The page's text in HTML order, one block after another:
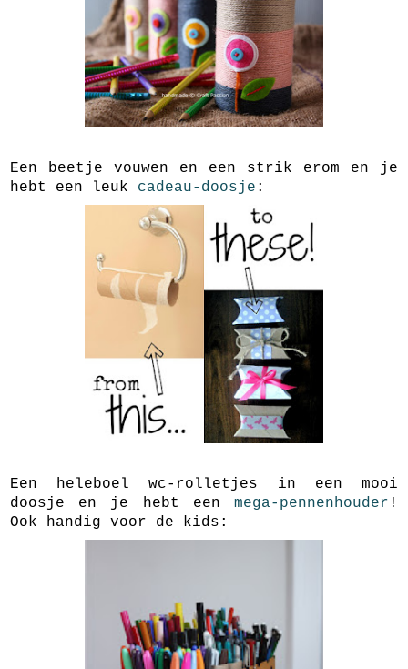
Een beetje vouwen en een strik erom en je
hebt een leuk cadeau-doosje :
Een heleboel wc-rolletjes in een mooi
doosje en je hebt een mega-pennenhouder !
Ook handig voor de kids: